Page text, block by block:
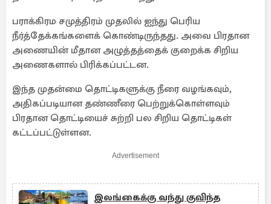
பராக்கிரம சமுத்திரம் முதலில் ஐந்து பெரிய
நீர்த்தேக்கங்களைக் கொண்டிருந்தது. அவை பிரதான
அணையின் மீதான அழுத்தத்தைக் குறைக்க சிறிய
அணைகளால் பிரிக்கப்பட்டன.
இந்த முதன்மை தொட்டிகளுக்கு நீரை வழங்கவும்,
அதிகப்படியான தண்ணீரை பெற்றுக்கொள்ளவும்
பிரதான தொட்டியைச் சுற்றி பல சிறிய தொட்டிகள்
கட்டப்பட்டுள்ளன.
Advertisement
இலங்கைக்கு வந்து குவிந்த